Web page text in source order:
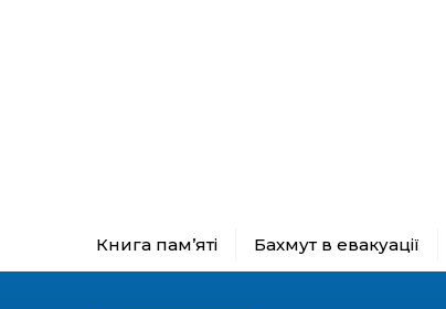
Книга пам’яті Бахмут в евакуації